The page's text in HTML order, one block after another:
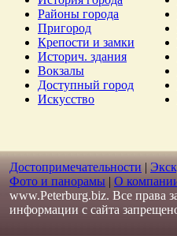
Районы города
Пригород
Крепости и замки
Историч. здания
Вокзалы
Доступный город
Искусство
Достопримечательности |
Фото и панорамы | О
www.Peterburg.biz. Все права
информации с сайта